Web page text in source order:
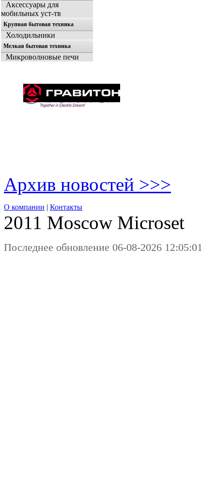
Аксессуары для
мобильных уст-тв
Крупная бытовая техника
Холодильники
Мелкая бытовая техника
Микроволновые печи
Архив новостей >>>
О компании | Контакты
2011 Moscow Microset
Последнее обновление 06-08-2026 12:05:01